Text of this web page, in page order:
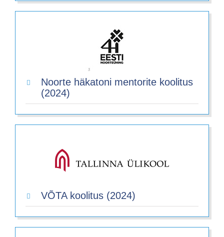
Noorte häkatoni mentorite koolitus
(2024)
VÕTA koolitus (2024)